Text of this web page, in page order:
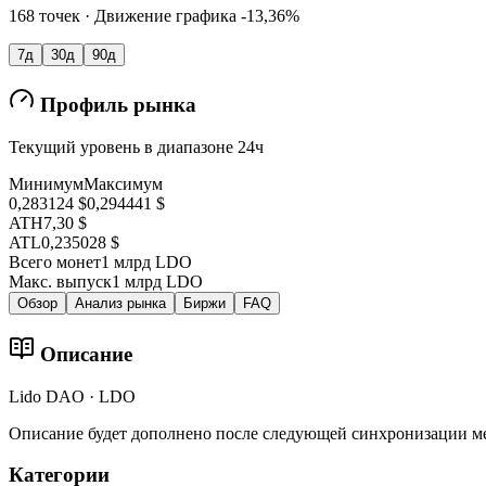
168 точек · Движение графика -13,36%
7д 30д 90д
Профиль рынка
Текущий уровень в диапазоне 24ч
МинимумМаксимум
0,283124 $0,294441 $
ATH7,30 $
ATL0,235028 $
Всего монет1 млрд LDO
Макс. выпуск1 млрд LDO
Обзор Анализ рынка Биржи FAQ
Описание
Lido DAO · LDO
Описание будет дополнено после следующей синхронизации
Категории